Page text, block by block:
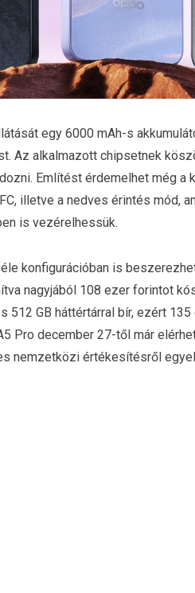
egy 6000 mAh-s
Az alkalmazott chipsetnek
Említést érdemelhet még a
illetve a nedves érintés mód,
is vezérelhessük.
konfigurációban is
nagyjából 108 ezer forintot
512 GB háttértárral bír, ezért
Pro december 27-től már
nemzetközi értékesítésről